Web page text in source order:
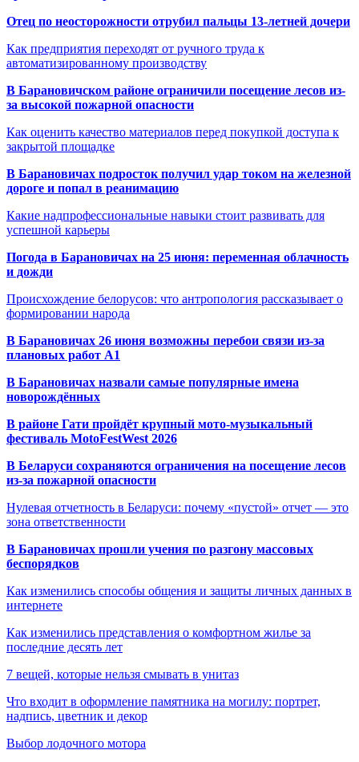
Отец по неосторожности отрубил пальцы 13-летней дочери
Как предприятия переходят от ручного труда к
автоматизированному производству
В Барановичском районе ограничили посещение лесов из-
за высокой пожарной опасности
Как оценить качество материалов перед покупкой доступа к
закрытой площадке
В Барановичах подросток получил удар током на железной
дороге и попал в реанимацию
Какие надпрофессиональные навыки стоит развивать для
успешной карьеры
Погода в Барановичах на 25 июня: переменная облачность
и дожди
Происхождение белорусов: что антропология рассказывает о
формировании народа
В Барановичах 26 июня возможны перебои связи из-за
плановых работ A1
В Барановичах назвали самые популярные имена
новорождённых
В районе Гати пройдёт крупный мото-музыкальный
фестиваль MotoFestWest 2026
В Беларуси сохраняются ограничения на посещение лесов
из-за пожарной опасности
Нулевая отчетность в Беларуси: почему «пустой» отчет — это
зона ответственности
В Барановичах прошли учения по разгону массовых
беспорядков
Как изменились способы общения и защиты личных данных в
интернете
Как изменились представления о комфортном жилье за
последние десять лет
7 вещей, которые нельзя смывать в унитаз
Что входит в оформление памятника на могилу: портрет,
надпись, цветник и декор
Выбор лодочного мотора